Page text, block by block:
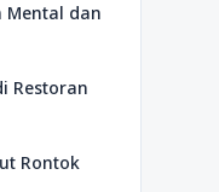
Mental dan
Restoran
Rontok